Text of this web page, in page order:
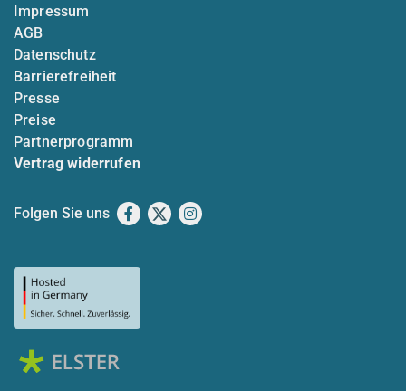
Impressum
AGB
Datenschutz
Barrierefreiheit
Presse
Preise
Partnerprogramm
Vertrag widerrufen
Folgen Sie uns Facebook
X Instagram